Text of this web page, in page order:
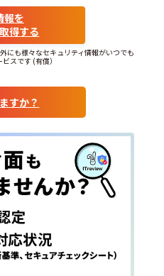
報を
得する
にも様々なセキュリティ情報がいつでも
スです (有償）
すか？